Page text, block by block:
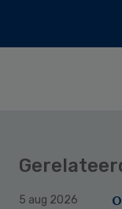
5 aug 2026